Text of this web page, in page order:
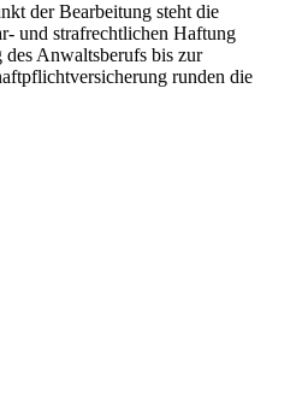
der Bearbeitung steht die
und strafrechtlichen Haftung
des Anwaltsberufs bis zur
runden die